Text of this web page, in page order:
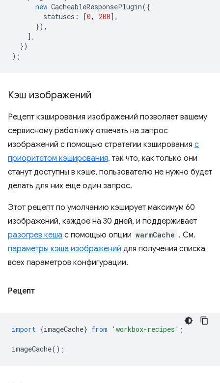
new CacheableResponsePlugin({
statuses : [0, 200],
}),
],
})
);
Кэш изображений
Рецепт кэширования изображений позволяет вашему
сервисному работнику отвечать на запрос
изображений с помощью стратегии кэширования с
приоритетом кэширования, так что, как только они
станут доступны в кэше, пользователю не нужно будет
делать для них еще один запрос.
Этот рецепт по умолчанию кэширует максимум 60
изображений, каждое на 30 дней, и поддерживает
разогрев кеша с помощью опции warmCache . См.
параметры кэша изображений для получения списка
всех параметров конфигурации.
Рецепт
import {imageCache} from 'workbox-recipes' ;
imageCache();